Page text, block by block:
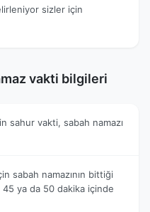
sizler için
vakti bilgileri
sahur vakti, sabah namazı
sabah namazının bittiği
ya da 50 dakika içinde